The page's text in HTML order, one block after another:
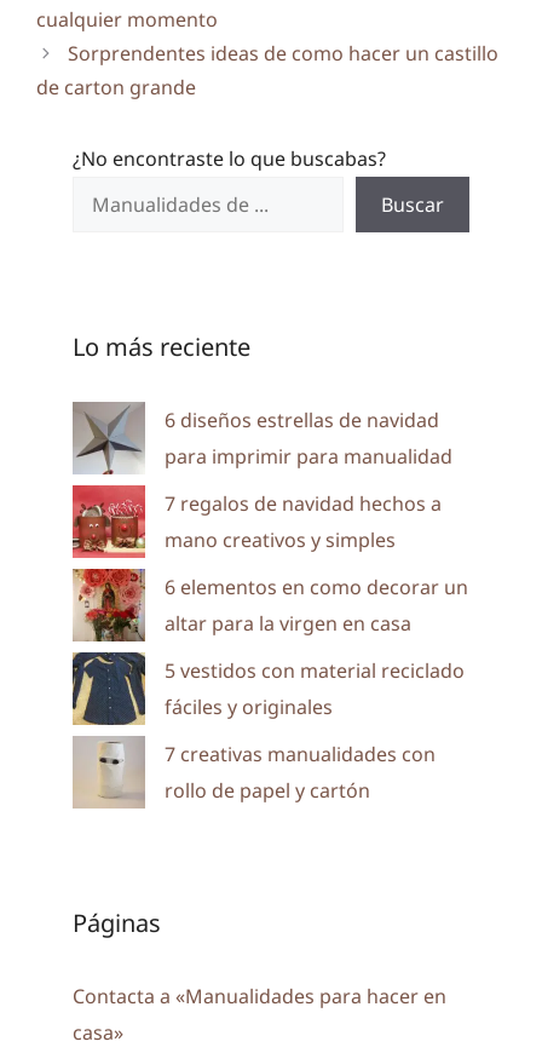
cualquier momento
Sorprendentes ideas de como hacer un castillo
de carton grande
¿No encontraste lo que buscabas?
Buscar
Lo más reciente
6 diseños estrellas de navidad
para imprimir para manualidad
7 regalos de navidad hechos a
mano creativos y simples
6 elementos en como decorar un
altar para la virgen en casa
5 vestidos con material reciclado
fáciles y originales
7 creativas manualidades con
rollo de papel y cartón
Páginas
Contacta a «Manualidades para hacer en
casa»